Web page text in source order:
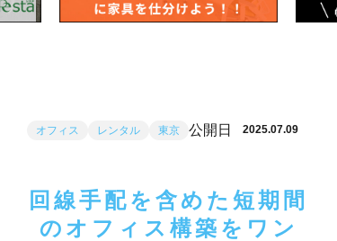
オフィス レンタル 東京 公開日 2025.07.09
回線手配を含めた短期間
のオフィス構築をワン